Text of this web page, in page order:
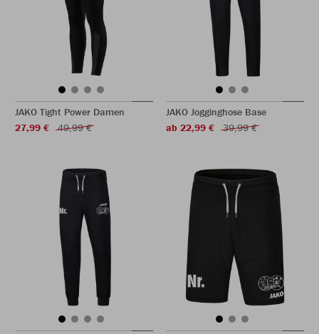
JAKO Tight Power Damen
27,99 €
49,99 €
JAKO Jogginghose Base
ab 22,99 €
39,99 €